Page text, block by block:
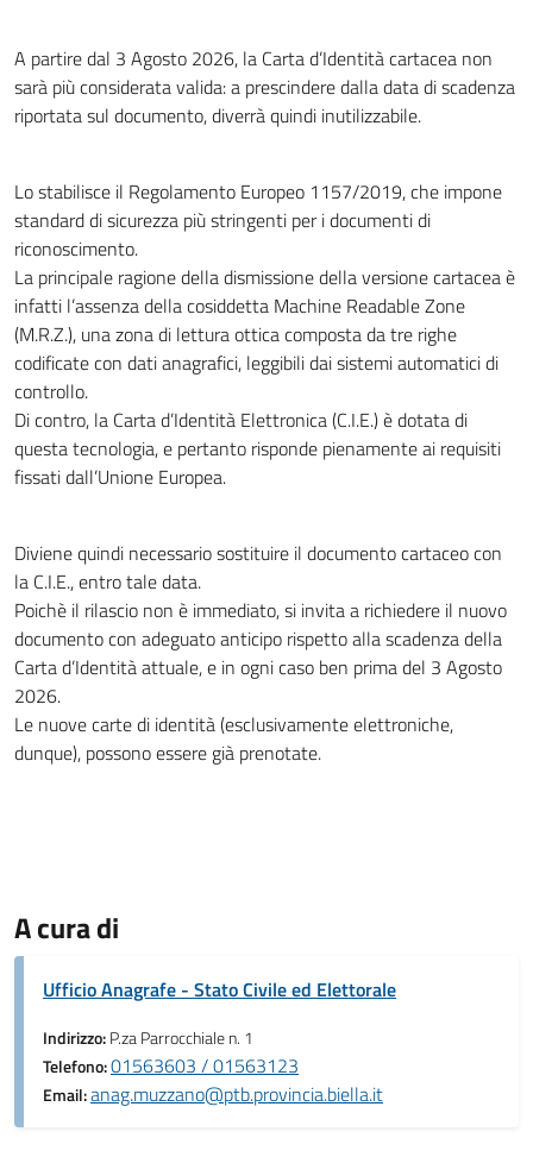
A partire dal 3 Agosto 2026, la Carta d’Identità cartacea non
sarà più considerata valida: a prescindere dalla data di scadenza
riportata sul documento, diverrà quindi inutilizzabile.
Lo stabilisce il Regolamento Europeo 1157/2019, che impone
standard di sicurezza più stringenti per i documenti di
riconoscimento.
La principale ragione della dismissione della versione cartacea è
infatti l’assenza della cosiddetta Machine Readable Zone
(M.R.Z.), una zona di lettura ottica composta da tre righe
codificate con dati anagrafici, leggibili dai sistemi automatici di
controllo.
Di contro, la Carta d’Identità Elettronica (C.I.E.) è dotata di
questa tecnologia, e pertanto risponde pienamente ai requisiti
fissati dall’Unione Europea.
Diviene quindi necessario sostituire il documento cartaceo con
la C.I.E., entro tale data.
Poichè il rilascio non è immediato, si invita a richiedere il nuovo
documento con adeguato anticipo rispetto alla scadenza della
Carta d’Identità attuale, e in ogni caso ben prima del 3 Agosto
2026.
Le nuove carte di identità (esclusivamente elettroniche,
dunque), possono essere già prenotate.
A cura di
Ufficio Anagrafe - Stato Civile ed Elettorale
Indirizzo:P.za Parrocchiale n. 1
Telefono:01563603 / 01563123
Email:anag.muzzano@ptb.provincia.biella.it